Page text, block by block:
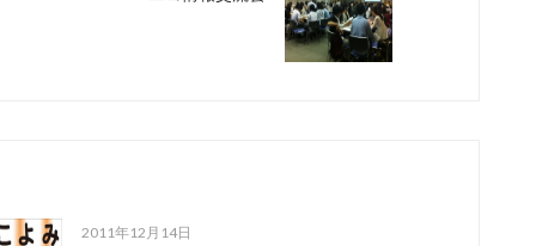
2011年12月14日